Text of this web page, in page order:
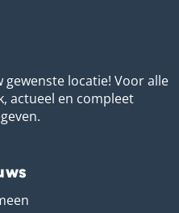
locatie! Voor alle
actueel en compleet